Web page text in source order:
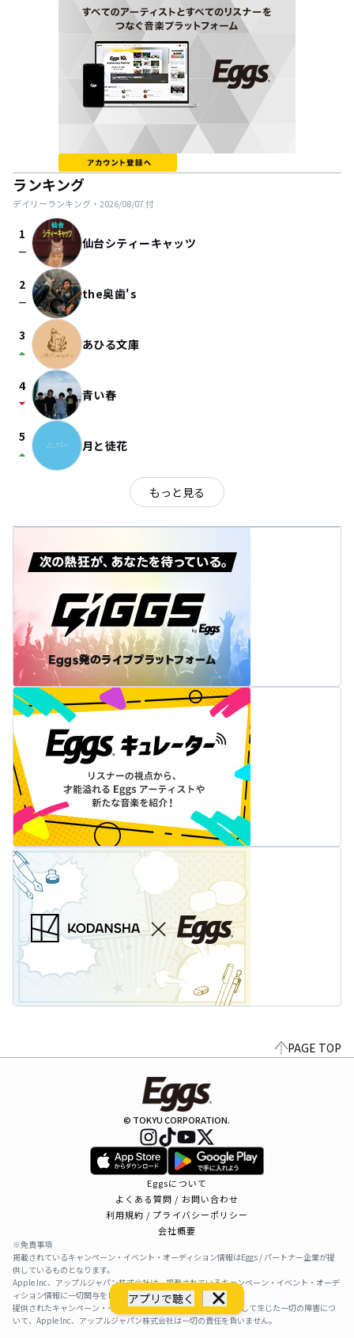
アプリで聴く
ランキング
デイリーランキング・ 2026/08/07付
1
check_indeterminate_small 仙台シティーキャッツ
2
check_indeterminate_small the奥歯's
3
arrow_drop_up あひる文庫
4
arrow_drop_down 青い春
5
arrow_drop_up 月と徒花
もっと見る
PAGE TOP
© TOKYU CORPORATION.
Eggsについて
よくある質問 / お問い合わせ
利用規約 / プライバシーポリシー
会社概要
※免責事項
掲載されているキャンペーン・イベント・オーディション情報はEggs / パートナー企業が提
供しているものとなります。
Apple Inc、アップルジャパン株式会社は、掲載されているキャンペーン・イベント・オーデ
ィション情報に一切関与をしておりません。
提供されたキャンペーン・イベント・オーディション情報を利用して生じた一切の障害につ
いて、Apple Inc、アップルジャパン株式会社は一切の責任を負いません。